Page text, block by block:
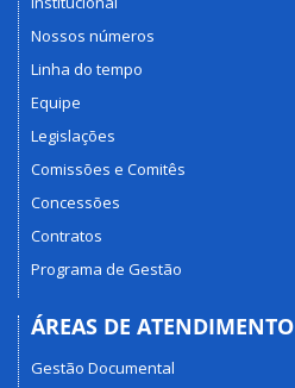
Nossos números
Linha do tempo
Equipe
Legislações
Comissões e Comitês
Concessões
Contratos
Programa de Gestão
ÁREAS DE ATENDIMENTO
Gestão Documental